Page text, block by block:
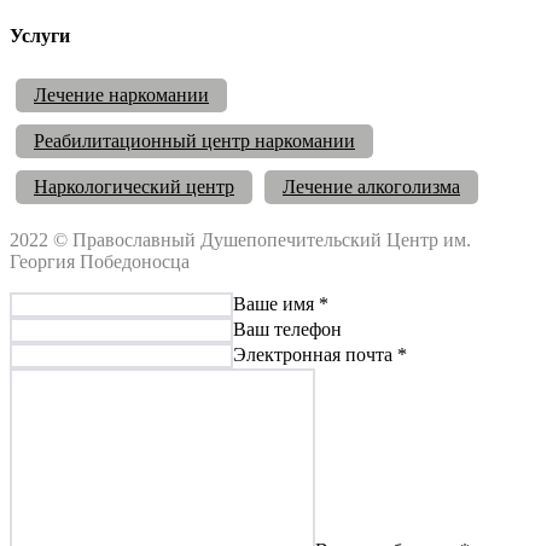
Услуги
Лечение наркомании
Реабилитационный центр наркомании
Наркологический центр Лечение алкоголизма
2022 © Православный Душепопечительский Центр им.
Георгия Победоносца
Ваше имя *
Ваш телефон
Электронная почта *